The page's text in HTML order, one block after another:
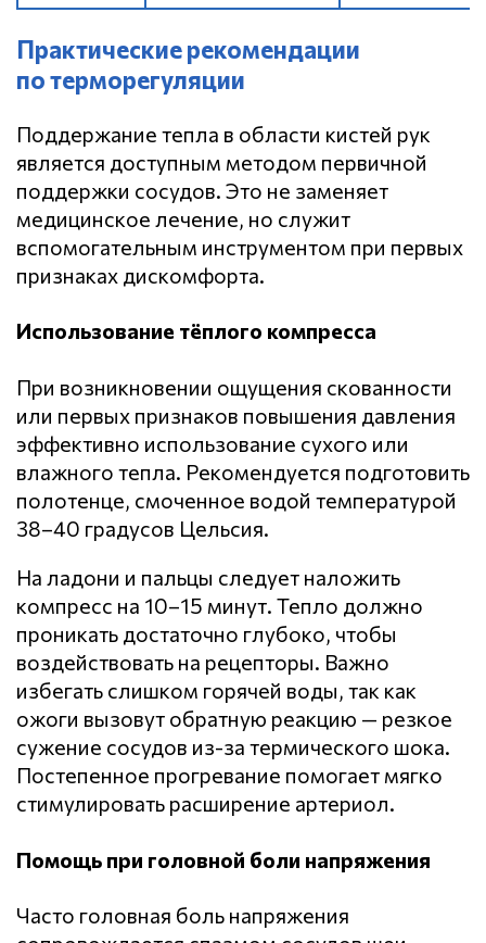
Практические рекомендации
по терморегуляции
Поддержание тепла в области кистей рук
является доступным методом первичной
поддержки сосудов. Это не заменяет
медицинское лечение, но служит
вспомогательным инструментом при первых
признаках дискомфорта.
Использование тёплого компресса
При возникновении ощущения скованности
или первых признаков повышения давления
эффективно использование сухого или
влажного тепла. Рекомендуется подготовить
полотенце, смоченное водой температурой
38–40 градусов Цельсия.
На ладони и пальцы следует наложить
компресс на 10–15 минут. Тепло должно
проникать достаточно глубоко, чтобы
воздействовать на рецепторы. Важно
избегать слишком горячей воды, так как
ожоги вызовут обратную реакцию — резкое
сужение сосудов из-за термического шока.
Постепенное прогревание помогает мягко
стимулировать расширение артериол.
Помощь при головной боли напряжения
Часто головная боль напряжения